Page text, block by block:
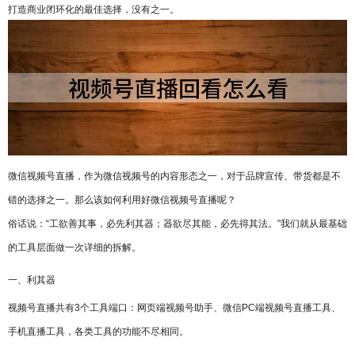
打造商业闭环化的最佳选择，没有之一。
微信视频号直播，作为微信视频号的内容形态之一，对于品牌宣传、带货都是不
错的选择之一。那么该如何利用好微信视频号直播呢？
俗话说：“工欲善其事，必先利其器；器欲尽其能，必先得其法。”我们就从最基础
的工具层面做一次详细的拆解。
一、利其器
视频号直播共有3个工具端口：网页端视频号助手、微信PC端视频号直播工具、
手机直播工具，各类工具的功能不尽相同。